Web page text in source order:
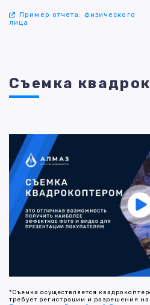
Пример отчета: физического
лица
Съемка
*Съемка осуществляется
требует регистрации и разрешения на